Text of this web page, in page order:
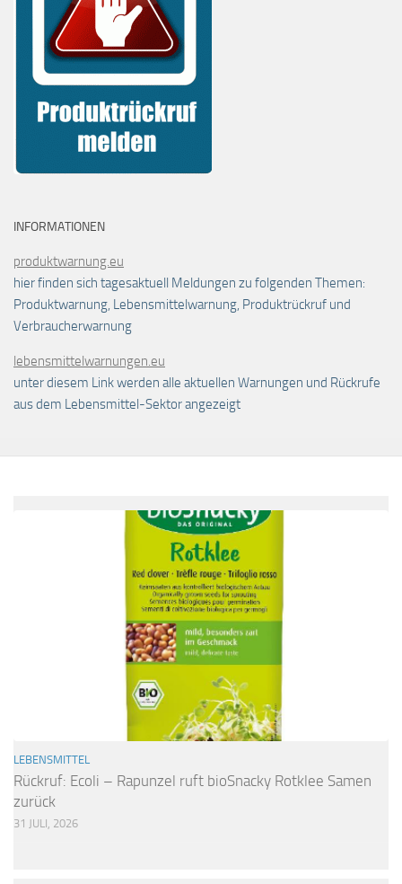
INFORMATIONEN
produktwarnung.eu
hier finden sich tagesaktuell Meldungen zu folgenden Themen:
Produktwarnung, Lebensmittelwarnung, Produktrückruf und
Verbraucherwarnung
lebensmittelwarnungen.eu
unter diesem Link werden alle aktuellen Warnungen und Rückrufe
aus dem Lebensmittel-Sektor angezeigt
LEBENSMITTEL
Rückruf: Ecoli – Rapunzel ruft bioSnacky Rotklee Samen
zurück
31 JULI, 2026